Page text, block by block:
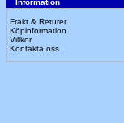
Information
Frakt & Returer
Köpinformation
Villkor
Kontakta oss